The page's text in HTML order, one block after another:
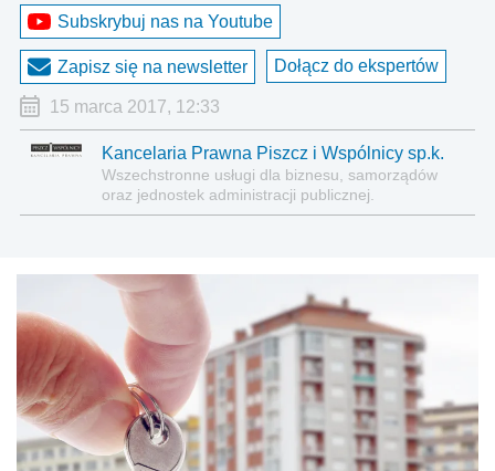
Subskrybuj nas na Youtube
Zapisz się na newsletter Dołącz do ekspertów
15 marca 2017, 12:33
Kancelaria Prawna Piszcz i Wspólnicy sp.k.
Wszechstronne usługi dla biznesu, samorządów
oraz jednostek administracji publicznej.